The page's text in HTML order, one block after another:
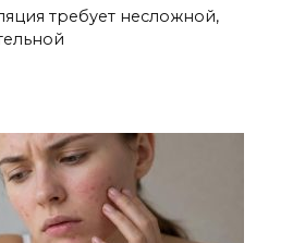
требует несложной,